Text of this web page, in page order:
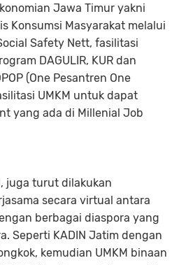
Jawa Timur yakni
Konsumsi Masyarakat melalui
Safety Nett, fasilitasi
DAGULIR, KUR dan
(One Pesantren One
UMKM untuk dapat
yang ada di Millenial Job
juga turut dilakukan
secara virtual antara
berbagai diaspora yang
Seperti KADIN Jatim dengan
kemudian UMKM binaan